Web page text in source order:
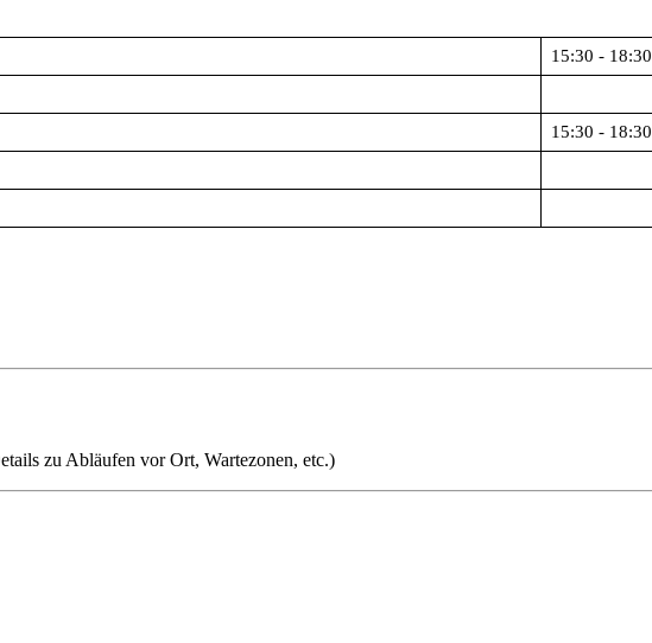
15:30 - 18:30
15:30 - 18:30
zu Abläufen vor Ort, Wartezonen, etc.)